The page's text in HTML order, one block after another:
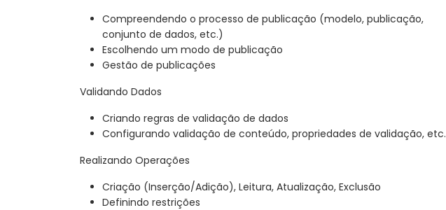
Compreendendo o processo de publicação (modelo, publicação,
conjunto de dados, etc.)
Escolhendo um modo de publicação
Gestão de publicações
Validando Dados
Criando regras de validação de dados
Configurando validação de conteúdo, propriedades de validação, etc.
Realizando Operações
Criação (Inserção/Adição), Leitura, Atualização, Exclusão
Definindo restrições